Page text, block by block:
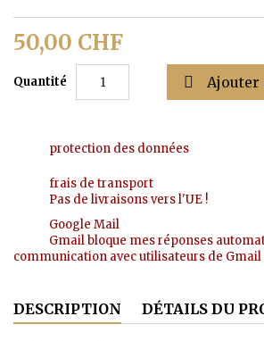
50,00 CHF
Quantité  Ajouter
protection des données
frais de transport
Pas de livraisons vers l'UE !
Google Mail
Gmail bloque mes réponses
communication avec utilisateurs de
DESCRIPTION DÉTAILS DU